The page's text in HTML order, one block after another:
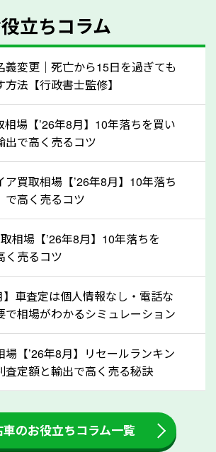
約〇万キロ）
態
取価格をつけやすくなります。
は、先に年払いしていた自動車税が
るものです。ですから、自動車税の
却するほど多く還付されます。不要
手続きをしたほうが良いでしょう。
還付金の扱いについて確認し
、自動車税の還付金を受け取ること
ります。廃車買取業者の中には、還
還しない業者もあります。廃車査定
動車税の還付金の返還があるかどう
立ちコラム
義変更｜死亡から15日を過ぎても
法【行政書士監修】
相場【’26年8月】10年落ちを買い
出で高く売るコツ
ア買取相場【’26年8月】10年落ち
で高く売るコツ
相場【’26年8月】10年落ちを
く売るコツ
】車査定は個人情報なし・電話な
で相場がわかるシミュレーション
場【’26年8月】リセールランキン
査定額と輸出で高く売る秘訣
車のお役立ちコラム一覧